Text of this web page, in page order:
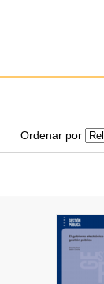
Ordenar por